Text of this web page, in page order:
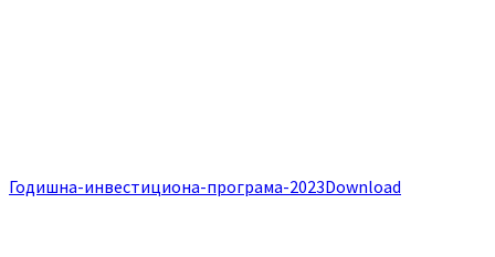
Годишна-инвестициона-програма-2023Download